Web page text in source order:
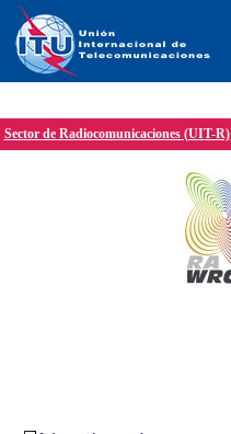
Sector de Radiocomunicaciones (UIT-R)